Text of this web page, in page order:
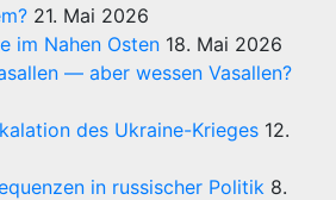
21. Mai 2026
im Nahen Osten 18. Mai 2026
— aber wessen Vasallen?
des Ukraine-Krieges 12.
in russischer Politik 8.